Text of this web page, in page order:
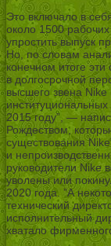
Это включало в
около 1500
упростить выпуск
Но, по словам
конечном итоге
в долгосрочной
высшего звена Nike
2015 году”, —
Рождеством,
существования
и
руководители Nike
уволены или
2020 года. ”А
технический
исполнительный
хватало